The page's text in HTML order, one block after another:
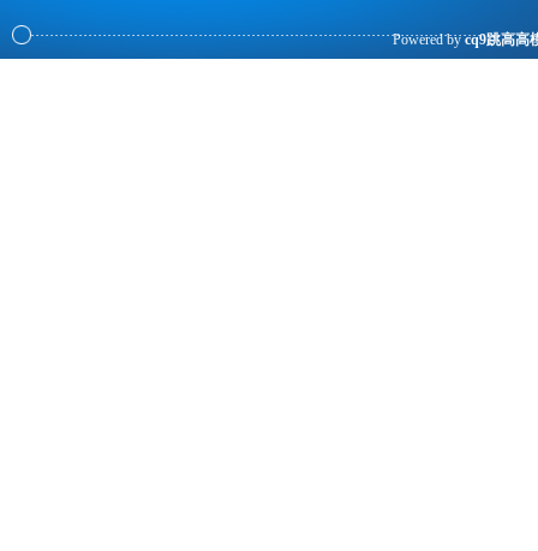
Powered bycq9跳高高